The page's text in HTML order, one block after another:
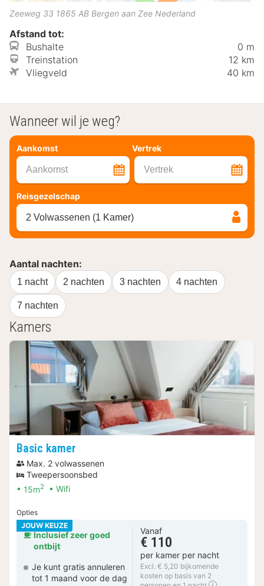
Zeeweg 33 1865 AB Bergen aan Zee Nederland
Afstand tot:
Bushalte
0 m
Treinstation
12 km
Vliegveld
40 km
Wanneer wil je weg?
Aankomst Vertrek
Aankomst Vertrek
Reisgezelschap
2 Volwassenen (1 Kamer)
Aantal nachten:
1 nacht 2 nachten 3 nachten 4 nachten
7 nachten
Kamers
Basic kamer
Max. 2 volwassenen
Tweepersoonsbed
15m2 Wifi
Opties
JOUW KEUZE
Inclusief zeer goed
ontbijt
Je kunt gratis annuleren
tot 1 maand voor de dag
Vanaf
€ 110
per kamer per nacht
Excl. € 5,20 bijkomende
kosten op basis van 2